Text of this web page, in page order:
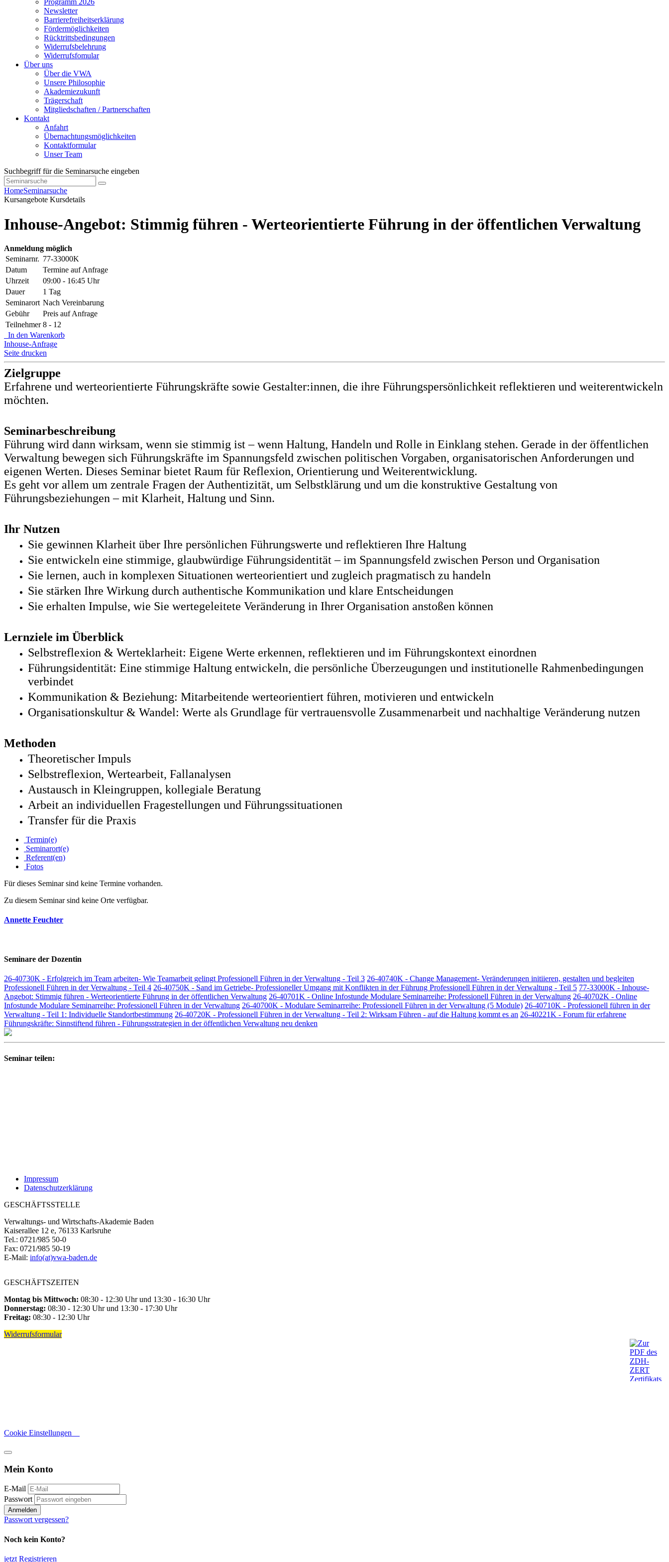
Programm 2026
Newsletter
Barrierefreiheitserklärung
Fördermöglichkeiten
Rücktrittsbedingungen
Widerrufsbelehrung
Widerrufsfomular
Über uns
Über die VWA
Unsere Philosophie
Akademiezukunft
Trägerschaft
Mitgliedschaften / Partnerschaften
Kontakt
Anfahrt
Übernachtungsmöglichkeiten
Kontaktformular
Unser Team
Suchbegriff für die Seminarsuche eingeben
HomeSeminarsuche
Kursangebote Kursdetails
Inhouse-Angebot: Stimmig führen - Werteorientierte Führung in der öffentlichen Verwaltung
Anmeldung möglich
Seminarnr. 77-33000K
Datum
Termine auf Anfrage
Uhrzeit
09:00 - 16:45 Uhr
Dauer
1 Tag
Seminarort Nach Vereinbarung
Gebühr
Preis auf Anfrage
Teilnehmer 8 - 12
In den Warenkorb
Inhouse-Anfrage
Seite drucken
Zielgruppe
Erfahrene und werteorientierte Führungskräfte sowie Gestalter:innen, die ihre Führungspersönlichkeit reflektieren und weiterentwickeln
möchten.
Seminarbeschreibung
Führung wird dann wirksam, wenn sie stimmig ist – wenn Haltung, Handeln und Rolle in Einklang stehen. Gerade in der öffentlichen
Verwaltung bewegen sich Führungskräfte im Spannungsfeld zwischen politischen Vorgaben, organisatorischen Anforderungen und
eigenen Werten. Dieses Seminar bietet Raum für Reflexion, Orientierung und Weiterentwicklung.
Es geht vor allem um zentrale Fragen der Authentizität, um Selbstklärung und um die konstruktive Gestaltung von
Führungsbeziehungen – mit Klarheit, Haltung und Sinn.
Ihr Nutzen
Sie gewinnen Klarheit über Ihre persönlichen Führungswerte und reflektieren Ihre Haltung
Sie entwickeln eine stimmige, glaubwürdige Führungsidentität – im Spannungsfeld zwischen Person und Organisation
Sie lernen, auch in komplexen Situationen werteorientiert und zugleich pragmatisch zu handeln
Sie stärken Ihre Wirkung durch authentische Kommunikation und klare Entscheidungen
Sie erhalten Impulse, wie Sie wertegeleitete Veränderung in Ihrer Organisation anstoßen können
Lernziele im Überblick
Selbstreflexion & Werteklarheit: Eigene Werte erkennen, reflektieren und im Führungskontext einordnen
Führungsidentität: Eine stimmige Haltung entwickeln, die persönliche Überzeugungen und institutionelle Rahmenbedingungen
verbindet
Kommunikation & Beziehung: Mitarbeitende werteorientiert führen, motivieren und entwickeln
Organisationskultur & Wandel: Werte als Grundlage für vertrauensvolle Zusammenarbeit und nachhaltige Veränderung nutzen
Methoden
Theoretischer Impuls
Selbstreflexion, Wertearbeit, Fallanalysen
Austausch in Kleingruppen, kollegiale Beratung
Arbeit an individuellen Fragestellungen und Führungssituationen
Transfer für die Praxis
Termin(e)
Seminarort(e)
Referent(en)
Fotos
Für dieses Seminar sind keine Termine vorhanden.
Zu diesem Seminar sind keine Orte verfügbar.
Annette Feuchter
Seminare der Dozentin
26-40730K - Erfolgreich im Team arbeiten- Wie Teamarbeit gelingt Professionell Führen in der Verwaltung - Teil 3 26-40740K - Change Management- Veränderungen initiieren, gestalten und begleiten
Professionell Führen in der Verwaltung - Teil 4 26-40750K - Sand im Getriebe- Professioneller Umgang mit Konflikten in der Führung Professionell Führen in der Verwaltung - Teil 5 77-33000K - Inhouse-
Angebot: Stimmig führen - Werteorientierte Führung in der öffentlichen Verwaltung 26-40701K - Online Infostunde Modulare Seminarreihe: Professionell Führen in der Verwaltung 26-40702K - Online
Infostunde Modulare Seminarreihe: Professionell Führen in der Verwaltung 26-40700K - Modulare Seminarreihe: Professionell Führen in der Verwaltung (5 Module) 26-40710K - Professionell führen in der
Verwaltung - Teil 1: Individuelle Standortbestimmung 26-40720K - Professionell Führen in der Verwaltung - Teil 2: Wirksam Führen - auf die Haltung kommt es an 26-40221K - Forum für erfahrene
Führungskräfte: Sinnstiftend führen - Führungsstrategien in der öffentlichen Verwaltung neu denken
Seminar teilen:
Impressum
Datenschutzerklärung
GESCHÄFTSSTELLE
Verwaltungs- und Wirtschafts-Akademie Baden
Kaiserallee 12 e, 76133 Karlsruhe
Tel.: 0721/985 50-0
Fax: 0721/985 50-19
E-Mail: info(at)vwa-baden.de
GESCHÄFTSZEITEN
Montag bis Mittwoch: 08:30 - 12:30 Uhr und 13:30 - 16:30 Uhr
Donnerstag: 08:30 - 12:30 Uhr und 13:30 - 17:30 Uhr
Freitag: 08:30 - 12:30 Uhr
Widerrufsformular
Cookie Einstellungen
Mein Konto
E-Mail
Passwort
Anmelden
Passwort vergessen?
Noch kein Konto?
jetzt Registrieren